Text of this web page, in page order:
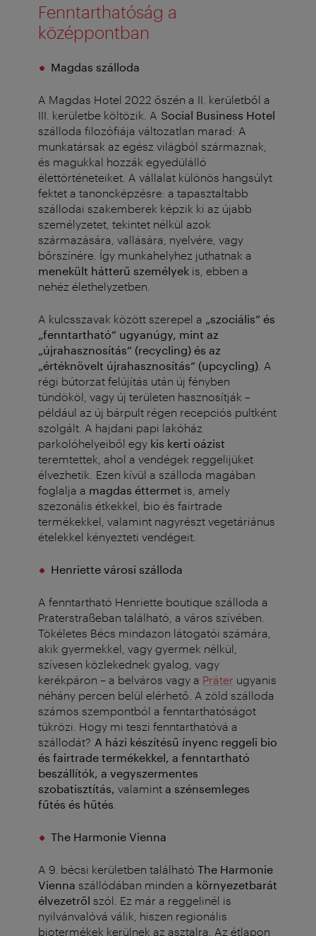
Fenntarthatóság a
középpontban
Magdas szálloda
A Magdas Hotel 2022 őszén a II. kerületből a
III. kerületbe költözik. A Social Business Hotel
szálloda filozófiája változatlan marad: A
munkatársak az egész világból származnak,
és magukkal hozzák egyedülálló
élettörténeteiket. A vállalat különös hangsúlyt
fektet a tanoncképzésre: a tapasztaltabb
szállodai szakemberek képzik ki az újabb
személyzetet, tekintet nélkül azok
származására, vallására, nyelvére, vagy
bőrszínére. Így munkahelyhez juthatnak a
menekült hátterű személyek is, ebben a
nehéz élethelyzetben.
A kulcsszavak között szerepel a „szociális” és
„fenntartható” ugyanúgy, mint az
„újrahasznosítás” (recycling) és az
„értéknövelt újrahasznosítás” (upcycling) . A
régi bútorzat felújítás után új fényben
tündököl, vagy új területen hasznosítják –
például az új bárpult régen recepciós pultként
szolgált. A hajdani papi lakóház
parkolóhelyeiből egy kis kerti oázist
teremtettek, ahol a vendégek reggelijüket
élvezhetik. Ezen kívül a szálloda magában
foglalja a magdas éttermet is, amely
szezonális étkekkel, bio és fairtrade
termékekkel, valamint nagyrészt vegetáriánus
ételekkel kényezteti vendégeit.
Henriette városi szálloda
A fenntartható Henriette boutique szálloda a
Praterstraßeban található, a város szívében.
Tökéletes Bécs mindazon látogatói számára,
akik gyermekkel, vagy gyermek nélkül,
szívesen közlekednek gyalog, vagy
kerékpáron – a belváros vagy a Práter ugyanis
néhány percen belül elérhető. A zöld szálloda
számos szempontból a fenntarthatóságot
tükrözi. Hogy mi teszi fenntarthatóvá a
szállodát? A házi készítésű ínyenc reggeli bio
és fairtrade termékekkel, a fenntartható
beszállítók, a vegyszermentes
szobatisztítás, valamint a szénsemleges
fűtés és hűtés
The Harmonie Vienna
A 9. bécsi kerületben található The Harmonie
Vienna szállódában minden a környezetbarát
élvezetről szól. Ez már a reggelinél is
nyilvánvalóvá válik, hiszen regionális
biotermékek kerülnek az asztalra. Az étlapon